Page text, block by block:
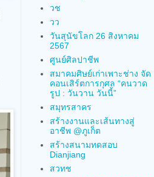
วช
วว
วันสุนัขโลก 26 สิงหาคม
2567
ศูนย์ศิลปาชีพ
สมาคมศิษย์เก่าเพาะช่าง จัด
คอนเสิร์ตการกุศล “คนวาด
รูป : วันวาน วันนี้”
สมุทรสาคร
สร้างงานและเส้นทางสู่
อาชีพ @ภูเก็ต
สร้างสนามทดสอบ
Dianjiang
สวทช